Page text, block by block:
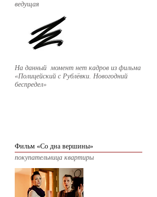
ведущая
На данный момент нет кадров из фильма
«Полицейский с Рублёвки. Новогодний
беспредел»
Фильм «Со дна вершины»
покупательница квартиры